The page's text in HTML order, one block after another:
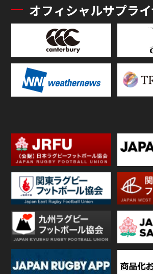
オフィシャルサプラ